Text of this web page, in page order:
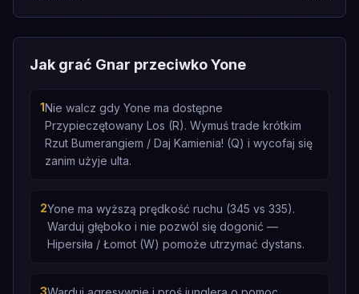
Jak grać Gnar przeciwko Yone
1Nie walcz gdy Yone ma dostępne
Przypieczętowany Los (R). Wymuś trade krótkim
Rzut Bumerangiem / Daj Kamienia! (Q) i wycofaj się
zanim użyje ulta.
2Yone ma wyższą prędkość ruchu (345 vs 335).
Warduj głęboko i nie pozwól się dogonić —
Hipersiła / Łomot (W) pomoże utrzymać dystans.
3